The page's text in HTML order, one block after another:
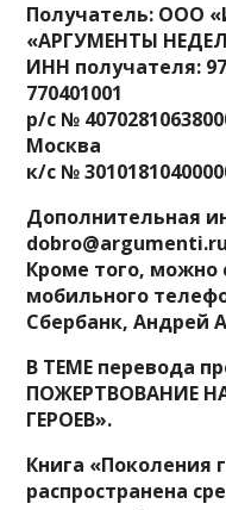
Получатель: ООО
«АРГУМЕНТЫ
ИНН получателя:
770401001
р/с №
Москва
к/с №
Дополнительная
Кроме того, можно
мобильного
Сбербанк, Андрей
В ТЕМЕ перевода
ПОЖЕРТВОВАНИЕ
ГЕРОЕВ».
Книга «Поколения
распространена